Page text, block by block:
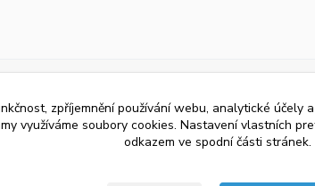
zpříjemnění používání webu, analytické účely
využíváme soubory cookies. Nastavení vlastních
odkazem ve spodní části stránek.